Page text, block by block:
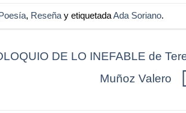
, Reseñay etiquetadaAda Soriano.
DE LO INEFABLE de
Muñoz Valero